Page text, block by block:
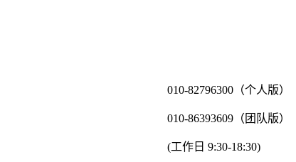
010-82796300（个人版）
010-86393609（团队版）
(工作日 9:30-18:30)